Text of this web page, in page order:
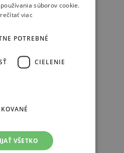
324 163súborov cookie.
viac
POTREBNÉ
CIELENIE
VŠETKO